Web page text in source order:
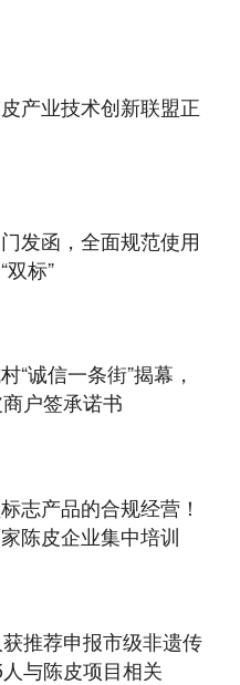
产业技术创新联盟正
发函，全面规范使用
双标”
“诚信一条街”揭幕，
户签承诺书
志产品的合规经营！
陈皮企业集中培训
推荐申报市级非遗传
与陈皮项目相关